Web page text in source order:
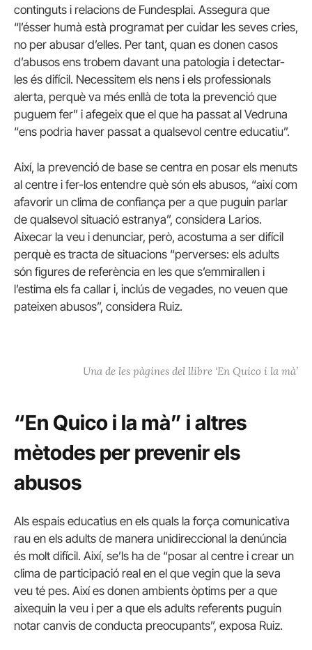
continguts i relacions de Fundesplai. Assegura que
“l’ésser humà està programat per cuidar les seves cries,
no per abusar d’elles. Per tant, quan es donen casos
d’abusos ens trobem davant una patologia i detectar-
les és difícil. Necessitem els nens i els professionals
alerta, perquè va més enllà de tota la prevenció que
puguem fer” i afegeix que el que ha passat al Vedruna
“ens podria haver passat a qualsevol centre educatiu”.
Així, la prevenció de base se centra en posar els menuts
al centre i fer-los entendre què són els abusos, “així com
afavorir un clima de confiança per a que puguin parlar
de qualsevol situació estranya”, considera Larios.
Aixecar la veu i denunciar, però, acostuma a ser difícil
perquè es tracta de situacions “perverses: els adults
són figures de referència en les que s’emmirallen i
l’estima els fa callar i, inclús de vegades, no veuen que
pateixen abusos”, considera Ruiz.
Una de les pàgines del llibre ‘En Quico i la mà’
“En Quico i la mà” i altres
mètodes per prevenir els
abusos
Als espais educatius en els quals la força comunicativa
rau en els adults de manera unidireccional la denúncia
és molt difícil. Així, se’ls ha de “posar al centre i crear un
clima de participació real en el que vegin que la seva
veu té pes. Així es donen ambients òptims per a que
aixequin la veu i per a que els adults referents puguin
notar canvis de conducta preocupants”, exposa Ruiz.